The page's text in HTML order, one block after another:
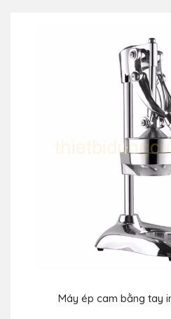
Máy ép cam bằng tay